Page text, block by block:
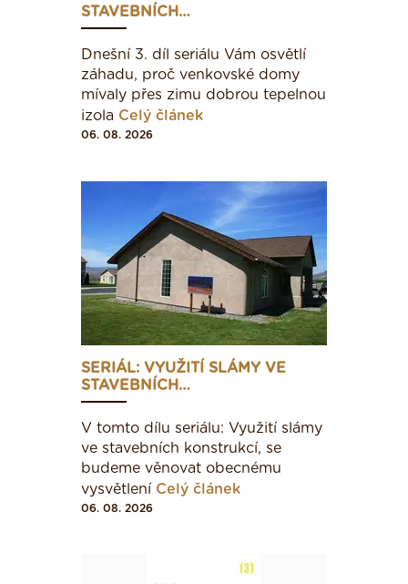
STAVEBNÍCH…
Dnešní 3. díl seriálu Vám osvětlí
záhadu, proč venkovské domy
mívaly přes zimu dobrou tepelnou
izola Celý článek
06. 08. 2026
SERIÁL: VYUŽITÍ SLÁMY VE
STAVEBNÍCH…
V tomto dílu seriálu: Využití slámy
ve stavebních konstrukcí, se
budeme věnovat obecnému
vysvětlení Celý článek
06. 08. 2026